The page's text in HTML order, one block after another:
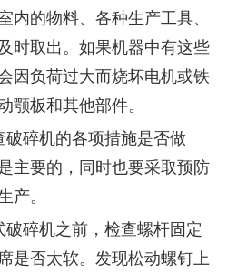
的物料、各种生产工具、
时取出。如果机器中有这些
因负荷过大而烧坏电机或铁
颚板和其他部件。
碎机的各项措施是否做
主要的，同时也要采取预防
。
碎机之前，检查螺杆固定
是否太软。发现松动螺钉上